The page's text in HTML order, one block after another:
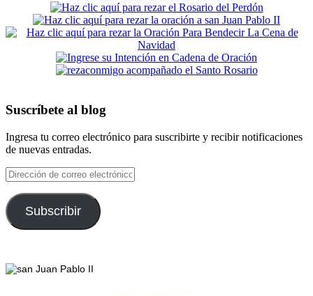
Suscríbete al blog
Ingresa tu correo electrónico para suscribirte y recibir notificaciones
de nuevas entradas.
Dirección
de
correo
electrónico
Subscribir